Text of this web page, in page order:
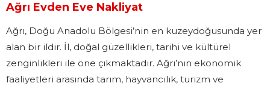
Ağrı Evden Eve Nakliyat
Ağrı, Doğu Anadolu Bölgesi’nin en kuzeydoğusunda yer
alan bir ildir. İl, doğal güzellikleri, tarihi ve kültürel
zenginlikleri ile öne çıkmaktadır. Ağrı’nın ekonomik
faaliyetleri arasında tarım, hayvancılık, turizm ve